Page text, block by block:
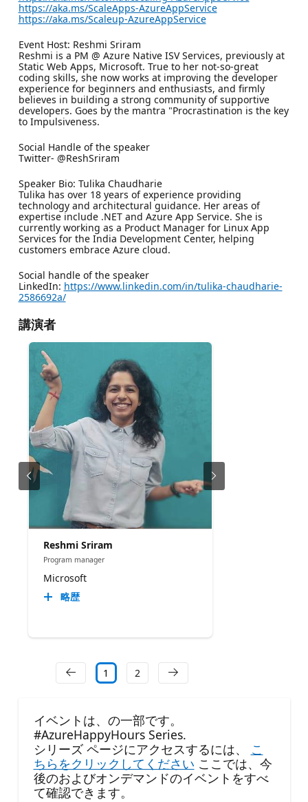
https://aka.ms/ScaleApps-AzureAppService
https://aka.ms/Scaleup-AzureAppService
Event Host: Reshmi Sriram
Reshmi is a PM @ Azure Native ISV Services, previously at
Static Web Apps, Microsoft. True to her not-so-great
coding skills, she now works at improving the developer
experience for beginners and enthusiasts, and firmly
believes in building a strong community of supportive
developers. Goes by the mantra "Procrastination is the key
to Impulsiveness.
Social Handle of the speaker
Twitter- @ReshSriram
Speaker Bio: Tulika Chaudharie
Tulika has over 18 years of experience providing
technology and architectural guidance. Her areas of
expertise include .NET and Azure App Service. She is
currently working as a Product Manager for Linux App
Services for the India Development Center, helping
customers embrace Azure cloud.
Social handle of the speaker
LinkedIn: https://www.linkedin.com/in/tulika-chaudharie-
2586692a/
講演者
Reshmi Sriram
Program manager
Microsoft
略歴
1 2
イベントは、の一部です。
#AzureHappyHours Series.
シリーズ ページにアクセスするには、
こ
ちらをクリックしてください ここでは、今
後のおよびオンデマンドのイベントをすべ
て確認できます。